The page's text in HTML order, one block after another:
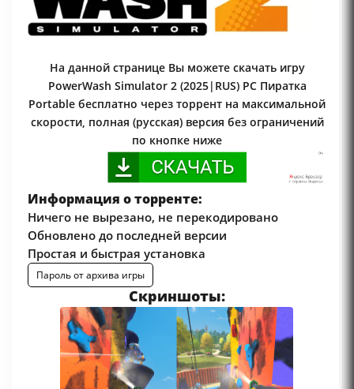
На данной странице Вы можете скачать игру
PowerWash Simulator 2 (2025|RUS) PC Пиратка
Portable бесплатно через торрент на максимальной
скорости, полная (русская) версия без ограничений
по кнопке ниже
Информация о торренте:
Ничего не вырезано, не перекодировано
Обновлено до последней версии
Простая и быстрая установка
Пароль от архива игры
Скриншоты: